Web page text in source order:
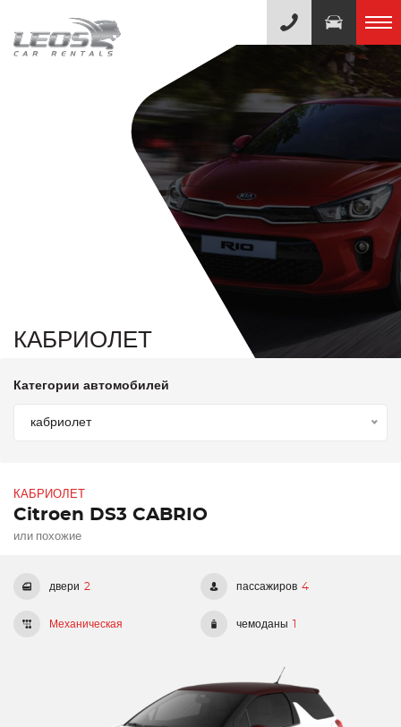
КАБРИОЛЕТ
Категории автомобилей
кабриолет
КАБРИОЛЕТ
Citroen DS3 CABRIO
или похожие
двери 2 пассажиров 4
Механическая чемоданы 1